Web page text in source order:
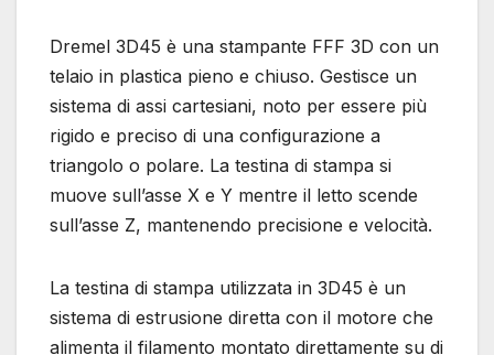
Dremel 3D45 è una stampante FFF 3D con un
telaio in plastica pieno e chiuso. Gestisce un
sistema di assi cartesiani, noto per essere più
rigido e preciso di una configurazione a
triangolo o polare. La testina di stampa si
muove sull’asse X e Y mentre il letto scende
sull’asse Z, mantenendo precisione e velocità.
La testina di stampa utilizzata in 3D45 è un
sistema di estrusione diretta con il motore che
alimenta il filamento montato direttamente su di